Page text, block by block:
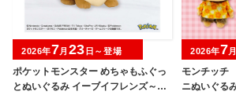
ポケットモンスター めちゃもふぐっ
とぬいぐるみ イーブイフレンズ～イ
2026年7月 23 日～登場
モンチッチ
ニぬいぐる
2026年7